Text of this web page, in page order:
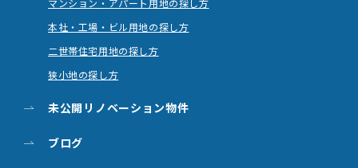
マンション・アパート用地の探し方
本社・工場・ビル用地の探し方
二世帯住宅用地の探し方
狭小地の探し方
未公開リノベーション物件
ブログ